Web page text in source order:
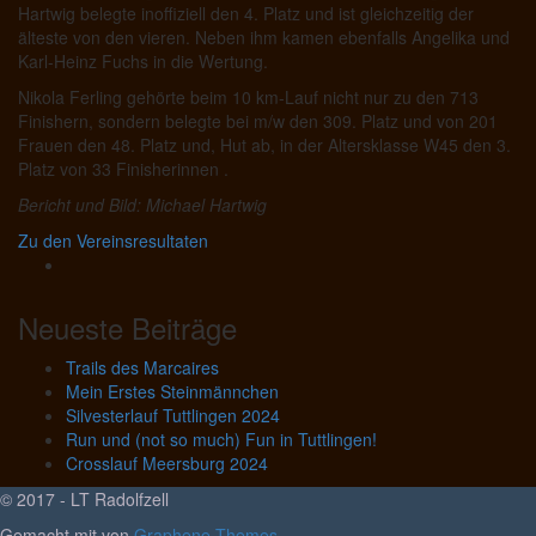
Hartwig belegte inoffiziell den 4. Platz und ist gleichzeitig der
älteste von den vieren. Neben ihm kamen ebenfalls Angelika und
Karl-Heinz Fuchs in die Wertung.
Nikola Ferling gehörte beim 10 km-Lauf nicht nur zu den 713
Finishern, sondern belegte bei m/w den 309. Platz und von 201
Frauen den 48. Platz und, Hut ab, in der Altersklasse W45 den 3.
Platz von 33 Finisherinnen .
Bericht und Bild: Michael Hartwig
Zu den Vereinsresultaten
Neueste Beiträge
Trails des Marcaires
Mein Erstes Steinmännchen
Silvesterlauf Tuttlingen 2024
Run und (not so much) Fun in Tuttlingen!
Crosslauf Meersburg 2024
© 2017 - LT Radolfzell